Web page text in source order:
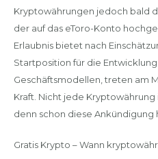
Kryptowährungen jedoch bald
der auf das eToro-Konto
Erlaubnis bietet nach
Startposition für die
Geschäftsmodellen, treten am
Kraft. Nicht jede Kryptowährung
denn schon diese Ankündigung
Gratis Krypto – Wann